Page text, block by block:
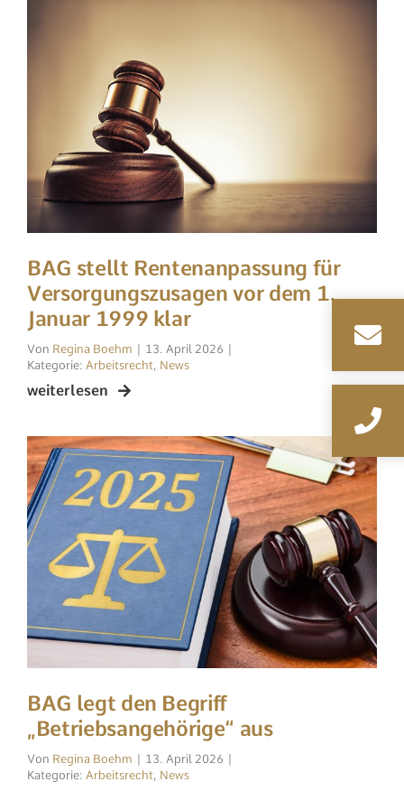
BAG stellt Rentenanpassung für
Versorgungszusagen vor dem 1.
Januar 1999 klar
Regina Boehm 13. April 2026
Arbeitsrecht, News
weiterlesen
BAG legt den Begriff
„Betriebsangehörige“ aus
Regina Boehm | 13. April 2026 |
Arbeitsrecht, News